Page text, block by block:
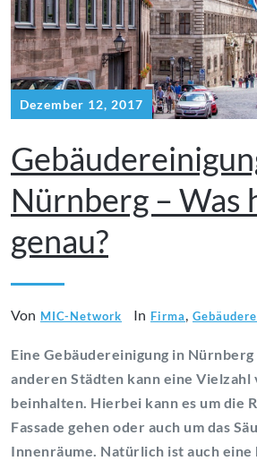
Dezember 12, 2017
Nürnberg – Was
genau?
Von MIC-Network In Firma,
Eine Gebäudereinigung in
anderen Städten kann eine Vielzahl
beinhalten. Hierbei kann es um die
Fassade gehen oder auch um das
Innenräume. Natürlich ist auch eine